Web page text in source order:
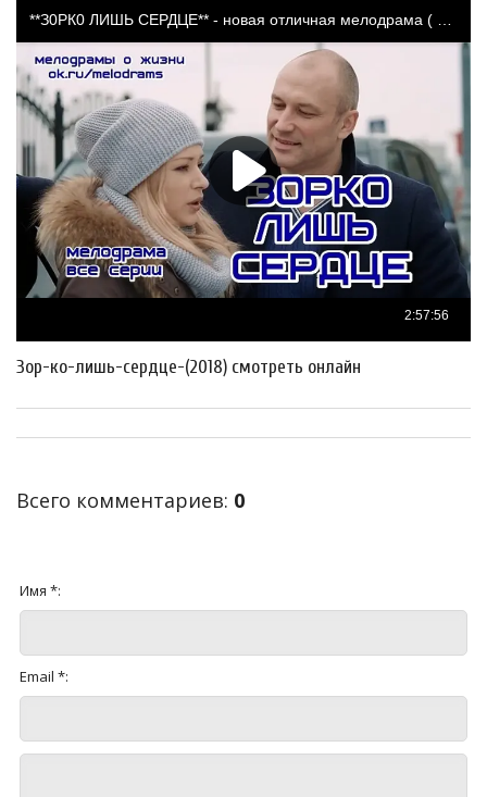
Зор-ко-лишь-сердце-(2018) смотреть онлайн
Всего комментариев: 0
Имя *:
Email *: